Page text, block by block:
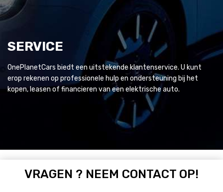
SERVICE
OnePlanetCars biedt een uitstekende klantenservice. U kunt
erop rekenen op professionele hulp en ondersteuning bij het
kopen, leasen of financieren van een elektrische auto.
VRAGEN ? NEEM CONTACT OP!